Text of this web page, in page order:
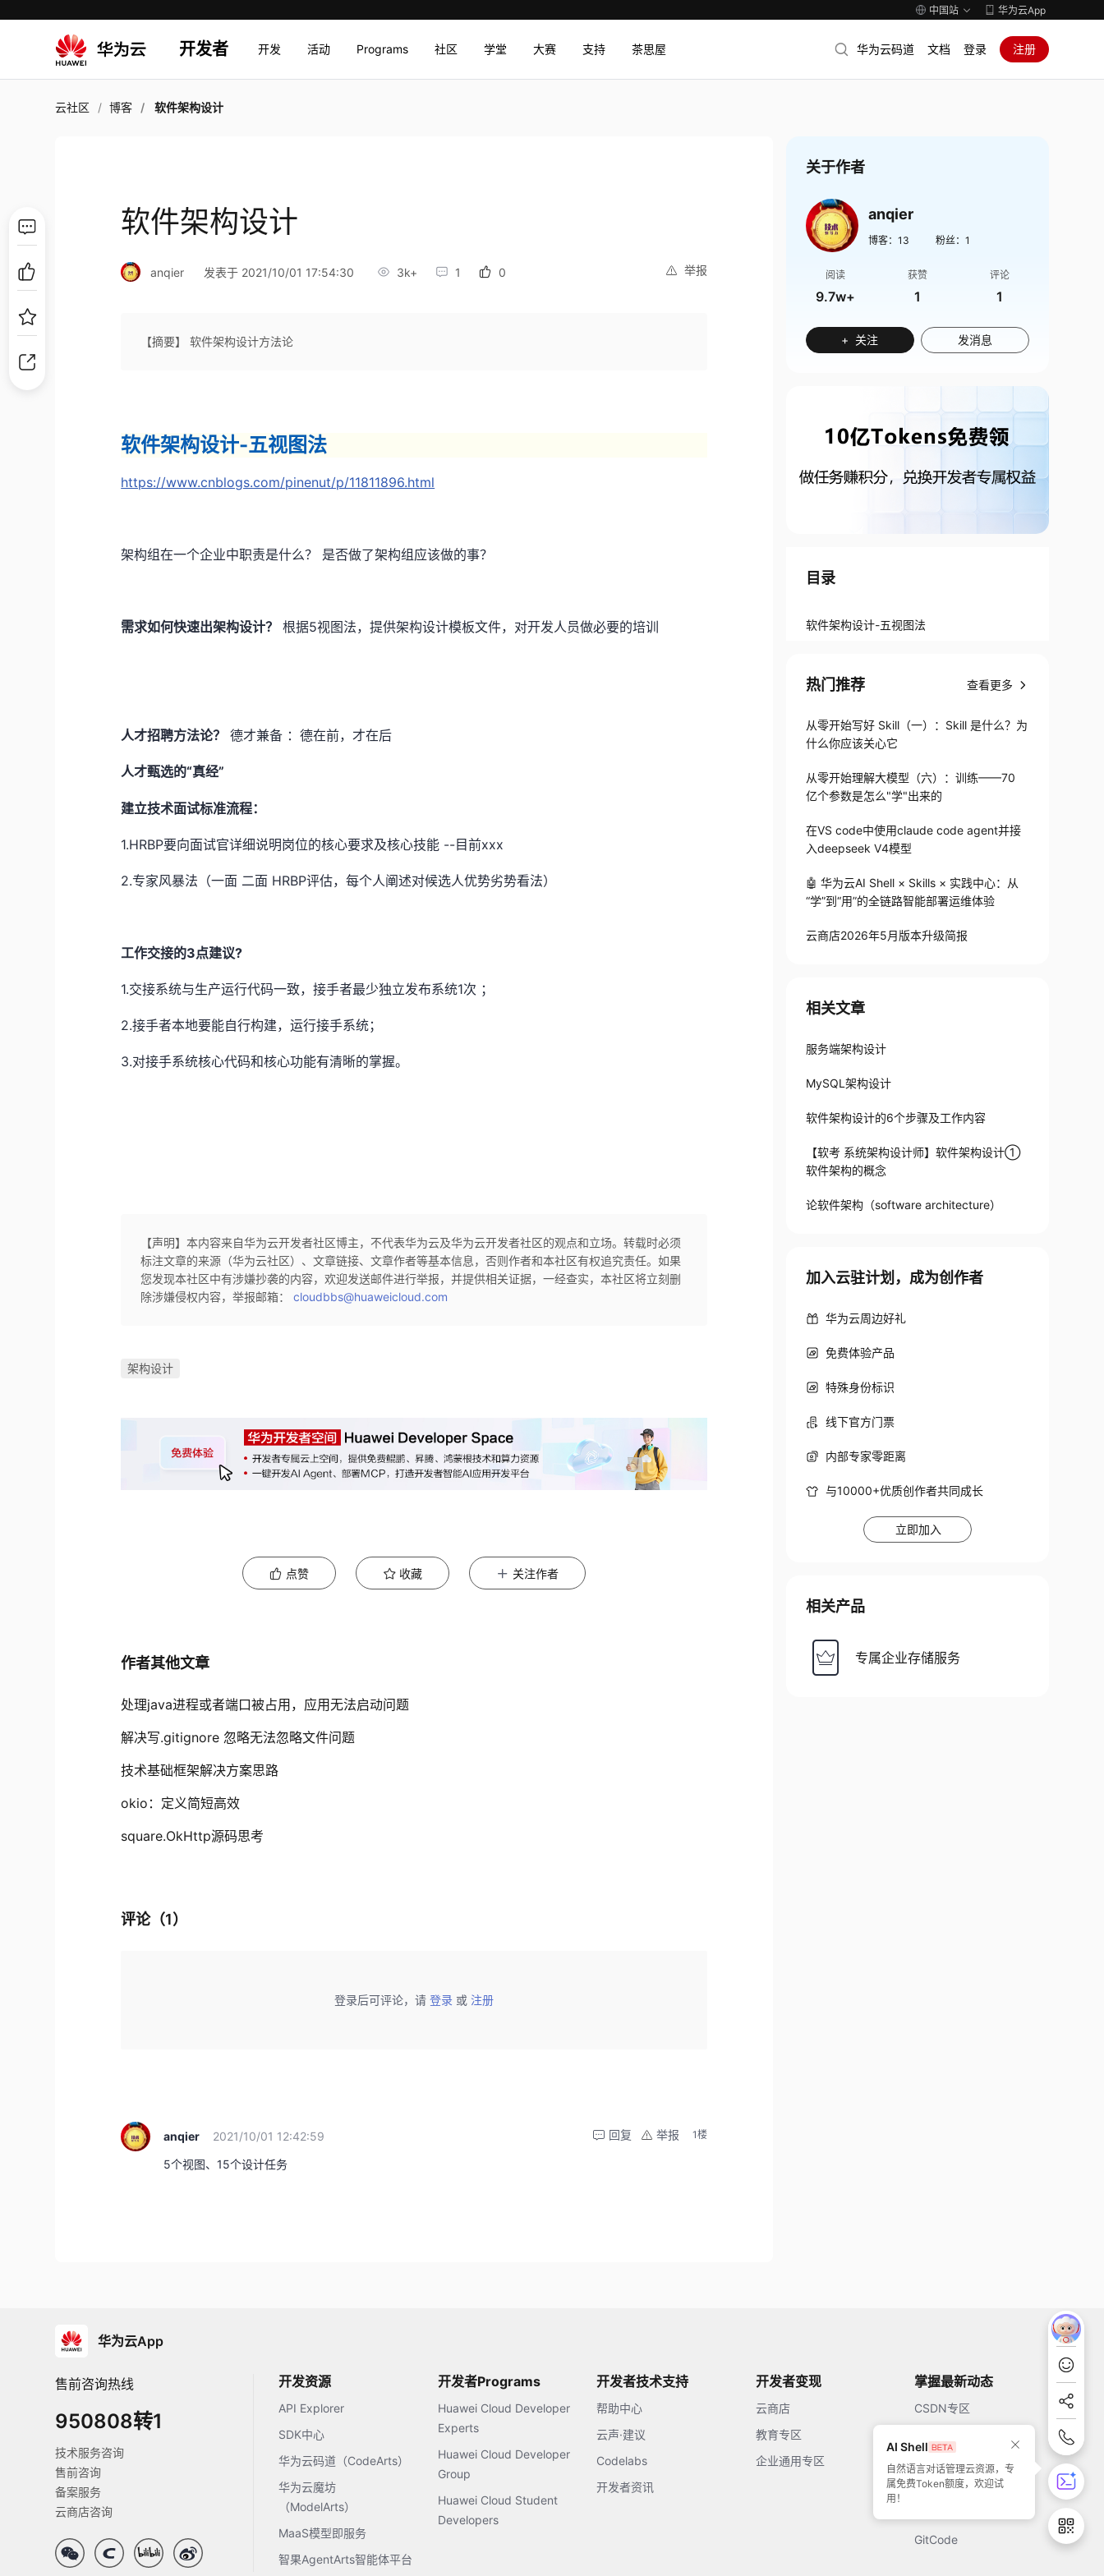
中国站 华为云App
开发者 开发 活动 Programs 社区 学堂 大赛 支持 茶思屋 华为云码道 文档 登录 注册
云社区 博客 软件架构设计
软件架构设计
举报
anqier 发表于 2021/10/01 17:54:30 3k+ 1 0
【摘要】 软件架构设计方法论
软件架构设计-五视图法
https://www.cnblogs.com/pinenut/p/11811896.html
架构组在一个企业中职责是什么？ 是否做了架构组应该做的事？
需求如何快速出架构设计？ 根据5视图法，提供架构设计模板文件，对开发人员做必要的培训
人才招聘方法论？ 德才兼备 ：德在前，才在后
人才甄选的“真经”
建立技术面试标准流程：
1.HRBP要向面试官详细说明岗位的核心要求及核心技能 --目前xxx
2.专家风暴法（一面 二面 HRBP评估，每个人阐述对候选人优势劣势看法）
工作交接的3点建议?
1.交接系统与生产运行代码一致，接手者最少独立发布系统1次 ；
2.接手者本地要能自行构建，运行接手系统；
3.对接手系统核心代码和核心功能有清晰的掌握。
【声明】本内容来自华为云开发者社区博主，不代表华为云及华为云开发者社区的观点和立场。转载时必须
标注文章的来源（华为云社区）、文章链接、文章作者等基本信息，否则作者和本社区有权追究责任。如果
您发现本社区中有涉嫌抄袭的内容，欢迎发送邮件进行举报，并提供相关证据，一经查实，本社区将立刻删
除涉嫌侵权内容，举报邮箱：cloudbbs@huaweicloud.com
架构设计
点赞 收藏 关注作者
作者其他文章
处理java进程或者端口被占用，应用无法启动问题
解决写.gitignore 忽略无法忽略文件问题
技术基础框架解决方案思路
okio：定义简短高效
square.OkHttp源码思考
评论（1）
登录后可评论，请 登录 或 注册
anqier 2021/10/01 12:42:59 1楼
举报
回复
5个视图、15个设计任务
关于作者
anqier
博客： 13 粉丝： 1
阅读
9.7w+
获赞
1
评论
1
+ 关注 发消息
目录
软件架构设计-五视图法
热门推荐 查看更多
从零开始写好 Skill（一）：Skill 是什么？为
什么你应该关心它
从零开始理解大模型（六）：训练——70
亿个参数是怎么"学"出来的
在VS code中使用claude code agent并接
入deepseek V4模型
🤖 华为云AI Shell × Skills × 实践中心：从
“学”到“用”的全链路智能部署运维体验
云商店2026年5月版本升级简报
相关文章
服务端架构设计
MySQL架构设计
软件架构设计的6个步骤及工作内容
【软考 系统架构设计师】软件架构设计①
软件架构的概念
论软件架构（software architecture）
加入云驻计划，成为创作者
华为云周边好礼
免费体验产品
特殊身份标识
线下官方门票
内部专家零距离
与10000+优质创作者共同成长
立即加入
相关产品
专属企业存储服务
AI Shell
自然语言对话管理云资源，专
属免费Token额度，欢迎试
用！
华为云App
售前咨询热线
950808转1
技术服务咨询
售前咨询
备案服务
云商店咨询
开发资源
API Explorer
SDK中心
华为云码道（CodeArts）
华为云魔坊
（ModelArts）
MaaS模型即服务
智果AgentArts智能体平台
开发者Programs
Huawei Cloud Developer
Experts
Huawei Cloud Developer
Group
Huawei Cloud Student
Developers
开发者技术支持
帮助中心
云声·建议
Codelabs
开发者资讯
开发者变现
云商店
教育专区
企业通用专区
掌握最新动态
CSDN专区
开源中国
51CTO
GitCode